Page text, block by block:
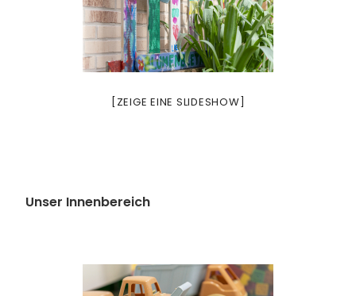
[ZEIGE EINE SLIDESHOW]
Unser Innenbereich